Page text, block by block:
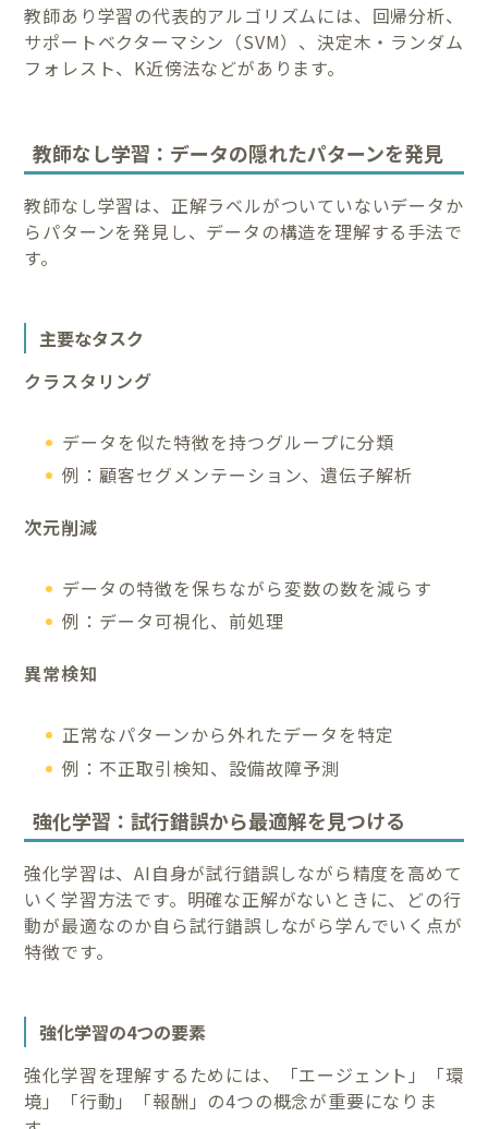
教師あり学習の代表的アルゴリズムには、回帰分析、
サポートベクターマシン（SVM）、決定木・ランダム
フォレスト、K近傍法などがあります。
教師なし学習：データの隠れたパターンを発見
教師なし学習は、正解ラベルがついていないデータか
らパターンを発見し、データの構造を理解する手法で
す。
主要なタスク
クラスタリング
データを似た特徴を持つグループに分類
例：顧客セグメンテーション、遺伝子解析
次元削減
データの特徴を保ちながら変数の数を減らす
例：データ可視化、前処理
異常検知
正常なパターンから外れたデータを特定
例：不正取引検知、設備故障予測
強化学習：試行錯誤から最適解を見つける
強化学習は、AI自身が試行錯誤しながら精度を高めて
いく学習方法です。明確な正解がないときに、どの行
動が最適なのか自ら試行錯誤しながら学んでいく点が
特徴です。
強化学習の4つの要素
強化学習を理解するためには、「エージェント」「環
境」「行動」「報酬」の4つの概念が重要になりま